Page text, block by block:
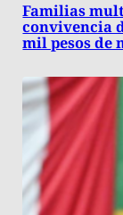
Familias
convivencia
mil pesos